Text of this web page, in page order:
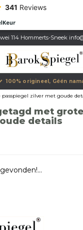
341 Reviews
114 Hommerts-Sneek
100% origineel, Géén
passpiegel zilver met goude
met
details